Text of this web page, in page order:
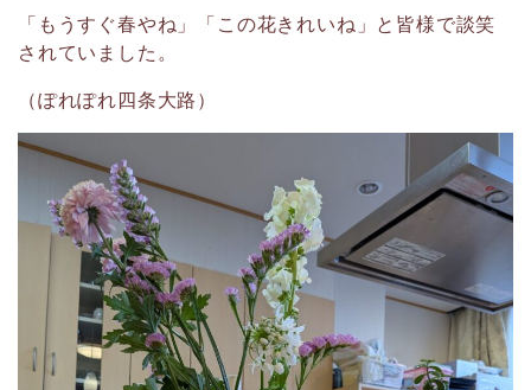
「もうすぐ春やね」「この花きれいね」と皆様で談笑
されていました。
（ぽれぽれ四条大路）